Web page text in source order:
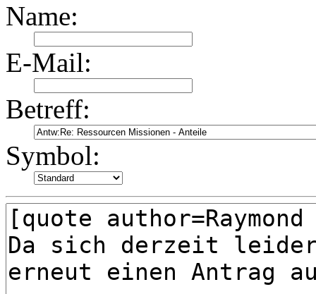
Name:
E-Mail:
Betreff:
Symbol: